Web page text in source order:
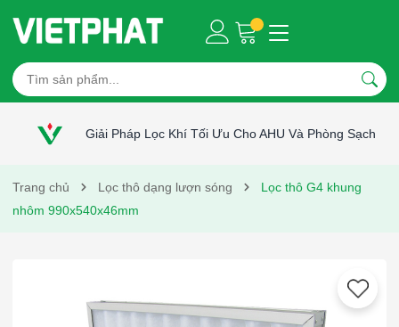
Giải Pháp Lọc Khí Tối Ưu Cho AHU Và Phòng Sạch
Trang chủ Lọc thô dạng lượn sóng
Lọc thô G4 khung
nhôm 990x540x46mm